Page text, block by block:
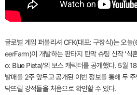
글로벌 게임 퍼블리셔 CFK(대표: 구창식)는 오늘
eerFarm)이 개발하는 판타지 탄막 슈팅 신작 '식
o: Blue Pieta)'의 보스 캐릭터를 공개했다. 5월
발매를 2주 앞두고 공개된 이번 정보를 통해 두
닥뜨릴 강적들을 처음으로 확인할 수 있다.